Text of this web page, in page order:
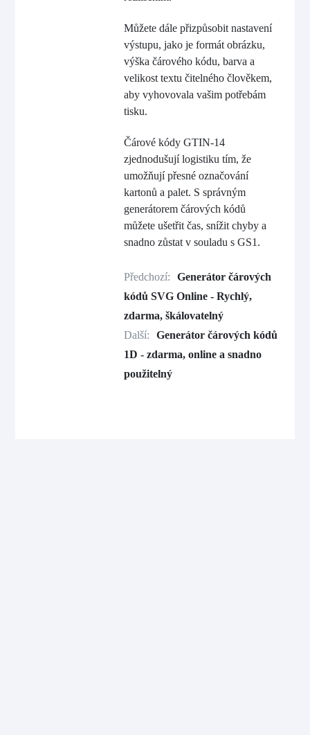
Můžete dále přizpůsobit nastavení
výstupu, jako je formát obrázku,
výška čárového kódu, barva a
velikost textu čitelného člověkem,
aby vyhovovala vašim potřebám
tisku.
Čárové kódy GTIN-14
zjednodušují logistiku tím, že
umožňují přesné označování
kartonů a palet. S správným
generátorem čárových kódů
můžete ušetřit čas, snížit chyby a
snadno zůstat v souladu s GS1.
Předchozí:
Generátor čárových
kódů SVG Online - Rychlý,
zdarma, škálovatelný
Další:
Generátor čárových kódů
1D - zdarma, online a snadno
použitelný